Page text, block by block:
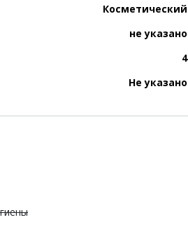
Косметический
не указано
4
Не указано